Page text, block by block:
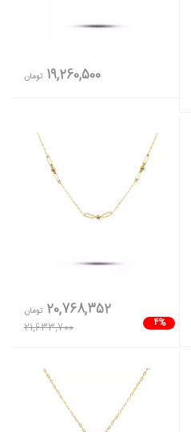
19,260,500 تومان
4%
20,768,352 تومان
21,633,700